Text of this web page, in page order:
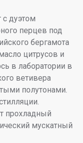
дуэтом
перцев под
бергамота
цитрусов и
в лаборатории в
ветивера
полутонами.
прохладный
мускатный